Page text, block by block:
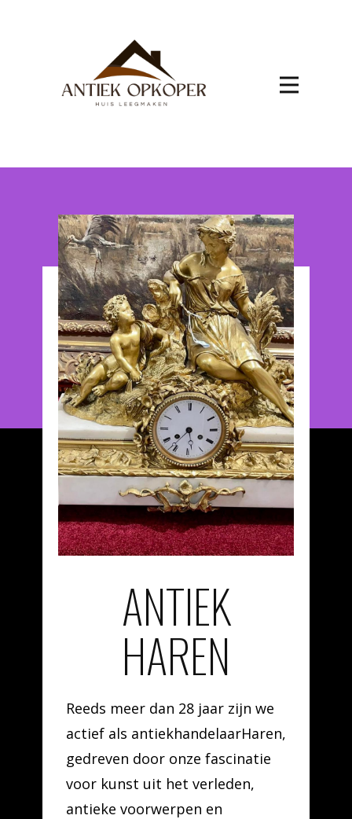
ANTIEK
HAREN
Reeds meer dan 28 jaar zijn we
actief als antiekhandelaarHaren,
gedreven door onze fascinatie
voor kunst uit het verleden,
antieke voorwerpen en